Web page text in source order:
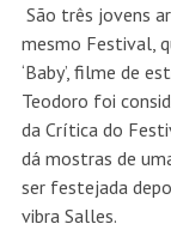
São três jovens
mesmo Festival,
‘Baby’, filme de
Teodoro foi
da Crítica do
dá mostras de
ser festejada
vibra Salles.